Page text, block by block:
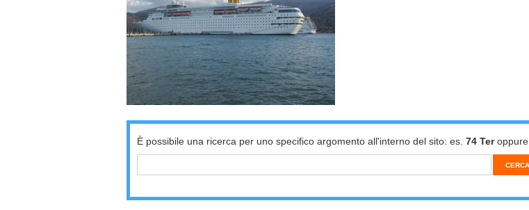
È possibile una ricerca per uno specifico argomento all'interno del sito: es. 74 Teroppure